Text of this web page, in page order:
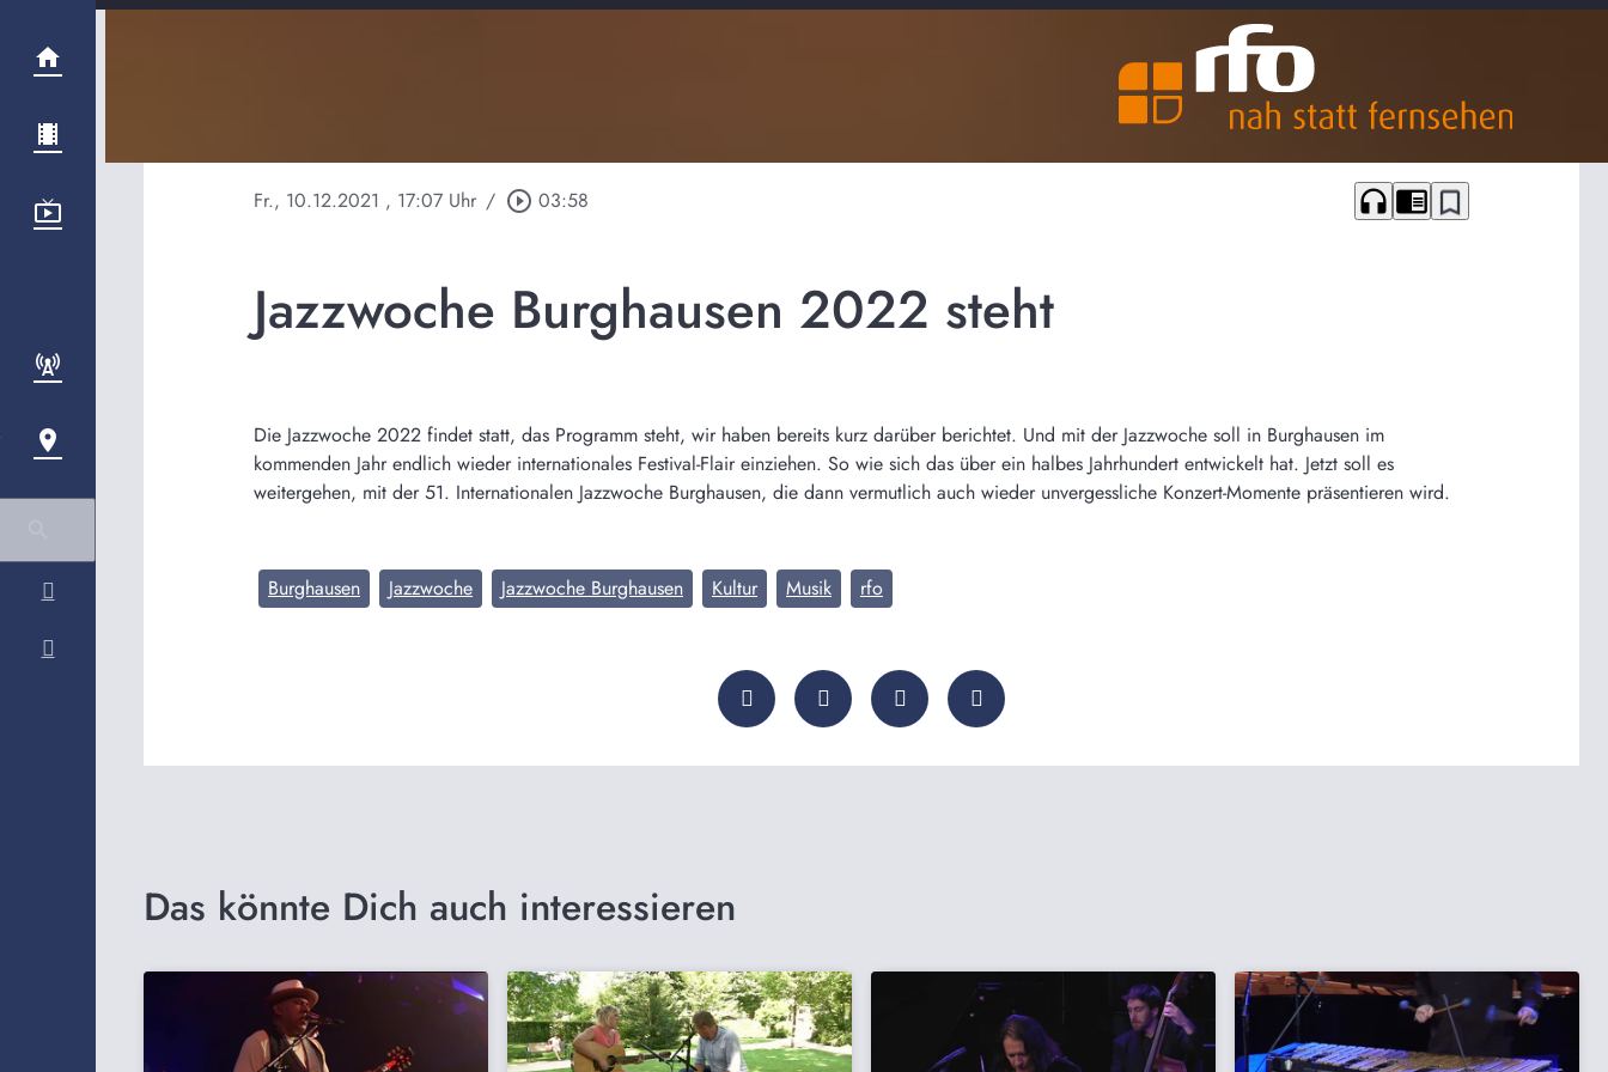
Fr., 10.12.2021 , 17:07 Uhr / play_circle_outline 03:58 headphones chrome_reader_mode bookmark_border
Jazzwoche Burghausen 2022 steht
Die Jazzwoche 2022 findet statt, das Programm steht, wir haben bereits kurz darüber berichtet. Und mit der Jazzwoche soll in Burghausen im
kommenden Jahr endlich wieder internationales Festival-Flair einziehen. So wie sich das über ein halbes Jahrhundert entwickelt hat. Jetzt soll es
weitergehen, mit der 51. Internationalen Jazzwoche Burghausen, die dann vermutlich auch wieder unvergessliche Konzert-Momente präsentieren wird.
Burghausen Jazzwoche Jazzwoche Burghausen Kultur Musik rfo
Das könnte Dich auch interessieren